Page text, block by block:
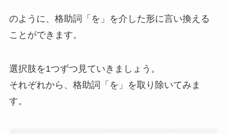
のように、格助詞「を」を介した形に言い換える
ことができます。
選択肢を1つずつ見ていきましょう。
それぞれから、格助詞「を」を取り除いてみま
す。